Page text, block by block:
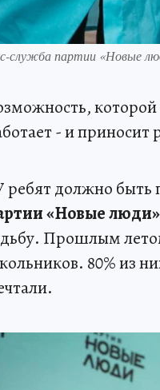
служба партии «Новые
- и приносит
ребят должно быть
«Новые
Прошлым
80% из